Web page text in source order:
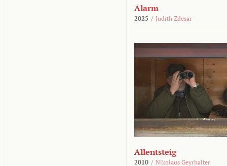
Alarm
2025 / Judith Zdesar
Allentsteig
2010 / Nikolaus Geyrhalter